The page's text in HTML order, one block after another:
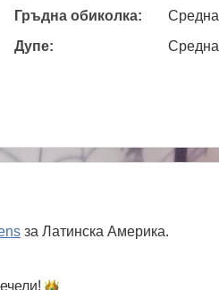
Гръдна обиколка:
Среднa
Дупе:
Среднa
за Латинска Америка.